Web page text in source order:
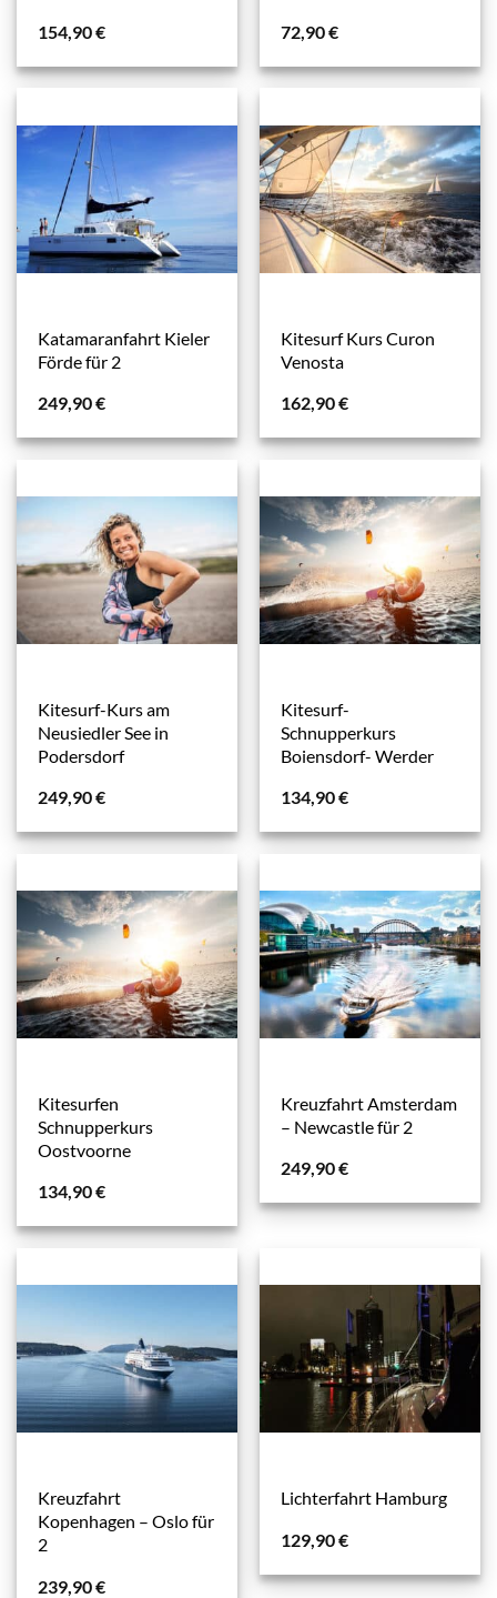
154,90€
72,90€
Katamaranfahrt Kieler
Förde für 2
249,90€
Kitesurf Kurs Curon
Venosta
162,90€
Kitesurf-Kurs am
Neusiedler See in
Podersdorf
249,90€
Kitesurf-
Schnupperkurs
Boiensdorf- Werder
134,90€
Kitesurfen
Schnupperkurs
Oostvoorne
134,90€
Kreuzfahrt Amsterdam
– Newcastle für 2
249,90€
Kreuzfahrt
Kopenhagen – Oslo für
2
239,90€
Lichterfahrt Hamburg
129,90€